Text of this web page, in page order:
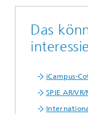
Das
iCampus-
SPIE AR/VR/